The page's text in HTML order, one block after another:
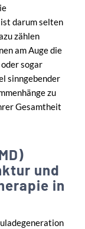
ist darum selten
zählen
am Auge die
sogar
sinngebender
zu
Gesamtheit
und
in